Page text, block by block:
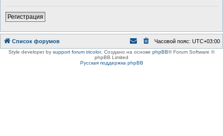
Регистрация
Список форумов Часовой пояс: UTC+03:00
Style developer by support forum tricolor, Создано на основе phpBB® Forum Software ©
phpBB Limited
Русская поддержка phpBB